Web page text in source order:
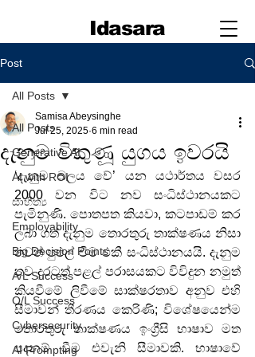
Idasara
Post
All Posts
Generative AI
AI with ROI
සාහිත්‍ය
Employability
Big Decision Points
A/L Success
O/L Success
Cybersecurity
AI Prompting
All Posts
දැනුම විකුණූ යුගය ඉවරයි
Samisa Abeysinghe
Jul 25, 2025 6 min read
‘දැනුම බලය වේ’ යන යථාර්තය වසර
2000 වන විට නව සංධිස්ථානයකට
පැමිනුණි. පොතපත කියවා, කටපාඩම් කර
ලබා ගත් දැනුම තොරතුරු තාක්ෂණය නිසා
තවත් පුළුල් වීම එකී සංධිස්ථානයයි. දැනුම
තව දුරටත් පළල් පරාසයකට විවිදුන නමුත්
කියවීමේ ලිවීමේ සාක්ෂරතාව අනුව එහි
සීමාවන් තීරණය කෙරිණි; විශේෂයෙන්ම
තොරතුරු තාක්ෂණය ඉංග්‍රීසි භාෂාව මත
පදනම් වීම එවැනි සීමාවකි. භාෂාවේ